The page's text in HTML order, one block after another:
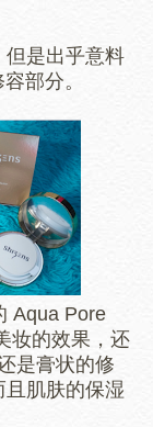
但是出乎意料
部分。
Aqua Pore
妆的效果，还
是膏状的修
肌肤的保湿